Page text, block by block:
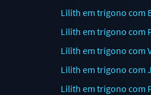
Lilith em trígono com
Lilith em trígono com
Lilith em trígono com
Lilith em trígono com
Lilith em trígono com